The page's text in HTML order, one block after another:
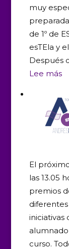
muy
de 1º de
esTEla y
Después
Lee más:
a
El
las 13.05
premios
iniciativas
curso.